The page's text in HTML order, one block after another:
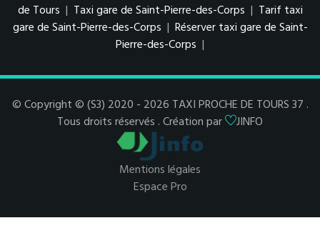
de Tours | Taxi gare de Saint-Pierre-des-Corps | Tarif taxi
gare de Saint-Pierre-des-Corps | Réserver taxi gare de Saint-
Pierre-des-Corps |
© Copyright © (S3) 2020 - 2026 TAXI PROCHE DE TOURS 37 .
Tous droits réservés . Création par
JINFO
Mentions légales
Espace Pro